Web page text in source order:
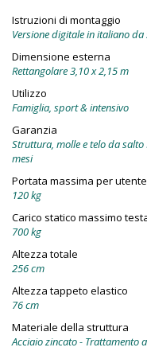
Istruzioni di montaggio
Versione digitale in italiano
Dimensione esterna
Rettangolare 3,10 x 2,15 m
Utilizzo
Famiglia, sport & intensivo
Garanzia
Struttura, molle e telo da salto
mesi
Portata massima per utente
120 kg
Carico statico massimo
700 kg
Altezza totale
256 cm
Altezza tappeto elastico
76 cm
Materiale della struttura
Acciaio zincato - Trattamento